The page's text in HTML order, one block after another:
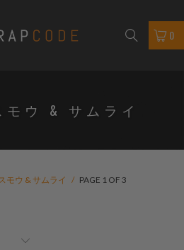
0
モウ & サムライ
モウ & サムライ / PAGE 1 OF 3